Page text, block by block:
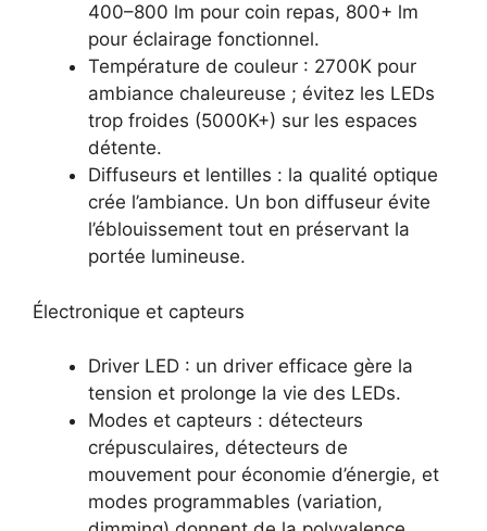
400–800 lm pour coin repas, 800+ lm
pour éclairage fonctionnel.
Température de couleur : 2700K pour
ambiance chaleureuse ; évitez les LEDs
trop froides (5000K+) sur les espaces
détente.
Diffuseurs et lentilles : la qualité optique
crée l’ambiance. Un bon diffuseur évite
l’éblouissement tout en préservant la
portée lumineuse.
Électronique et capteurs
Driver LED : un driver efficace gère la
tension et prolonge la vie des LEDs.
Modes et capteurs : détecteurs
crépusculaires, détecteurs de
mouvement pour économie d’énergie, et
modes programmables (variation,